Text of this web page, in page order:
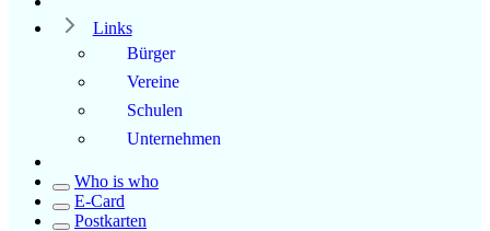
Links
Bürger
Vereine
Schulen
Unternehmen
Who is who
E-Card
Postkarten